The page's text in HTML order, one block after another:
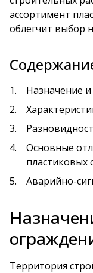
ассортимент
облегчит выбор
Назначение
Основные
пластиковых
Аварийно-
Территория